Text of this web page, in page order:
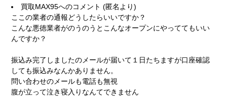
買取MAX95へのコメント (匿名より)
ここの業者の通報どうしたらいいですか？
こんな悪徳業者がのうのうとこんなオープンにやっててもいい
んですか？
振込み完了しましたのメールが届いて１日たちますが口座確認
しても振込みなんかありません。
問い合わせのメールも電話も無視
腹が立って泣き寝入りなんてできません